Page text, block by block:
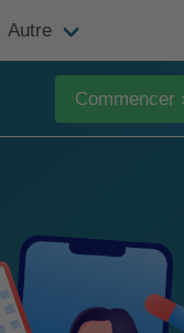
Autre
Commencer